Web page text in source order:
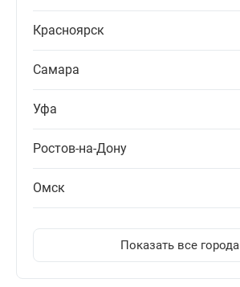
Красноярск
Самара
Уфа
Ростов-на-Дону
Омск
Показать все города